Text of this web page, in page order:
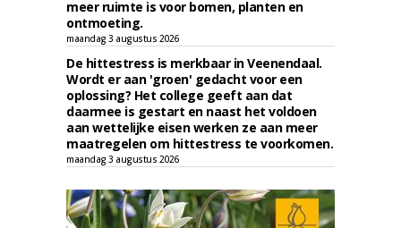
meer ruimte is voor bomen, planten en
ontmoeting.
maandag 3 augustus 2026
De hittestress is merkbaar in Veenendaal.
Wordt er aan 'groen' gedacht voor een
oplossing? Het college geeft aan dat
daarmee is gestart en naast het voldoen
aan wettelijke eisen werken ze aan meer
maatregelen om hittestress te voorkomen.
maandag 3 augustus 2026